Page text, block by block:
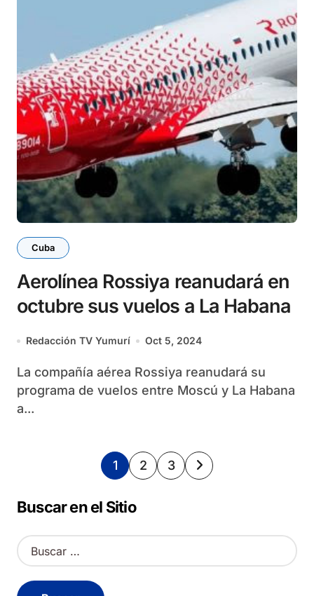
Cuba
Aerolínea Rossiya reanudará en
octubre sus vuelos a La Habana
Redacción TV Yumurí Oct 5, 2024
La compañía aérea Rossiya reanudará su
programa de vuelos entre Moscú y La Habana
a...
Paginación
de
entradas
1 2 3
Buscar en el Sitio
B
u
c